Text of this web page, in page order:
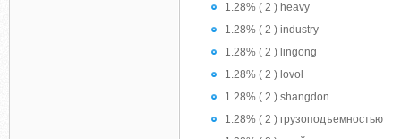
1.28% ( 2 ) heavy
1.28% ( 2 ) industry
1.28% ( 2 ) lingong
1.28% ( 2 ) lovol
1.28% ( 2 ) shangdon
1.28% ( 2 ) грузоподъемностью